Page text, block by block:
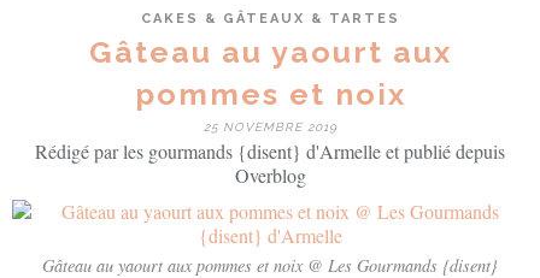
CAKES & GÂTEAUX & TARTES
Gâteau au yaourt aux
pommes et noix
25 NOVEMBRE 2019
Rédigé par les gourmands {disent} d'Armelle et publié depuis
Overblog
Gâteau au yaourt aux pommes et noix @ Les Gourmands {disent}